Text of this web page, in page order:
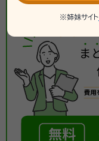
※姉妹サイト